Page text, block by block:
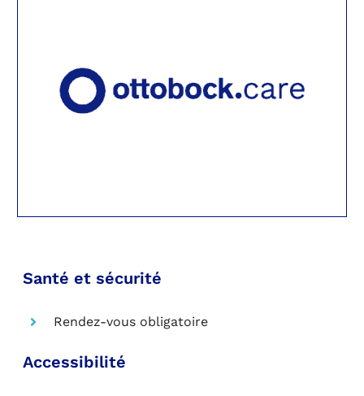
Santé et sécurité
Rendez-vous obligatoire
Accessibilité